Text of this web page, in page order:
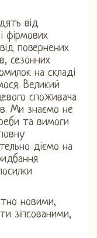
від
фірмових
повернених
сезонних
на складі
Великий
споживача
Ми знаємо не
та вимоги
діємо на
новими,
зіпсованими,